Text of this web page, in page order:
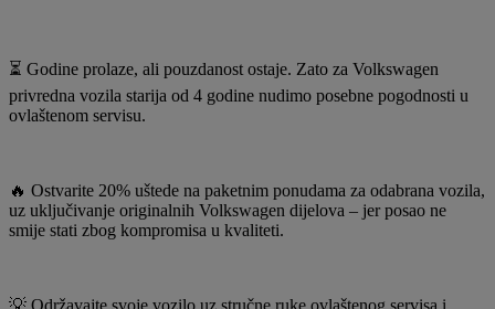
⏳ Godine prolaze, ali pouzdanost ostaje. Zato za Volkswagen
privredna vozila starija od 4 godine nudimo posebne pogodnosti u
ovlaštenom servisu.
🔥 Ostvarite 20% uštede na paketnim ponudama za odabrana vozila,
uz uključivanje originalnih Volkswagen dijelova – jer posao ne
smije stati zbog kompromisa u kvaliteti.
💡 Održavajte svoje vozilo uz stručne ruke ovlaštenog servisa i